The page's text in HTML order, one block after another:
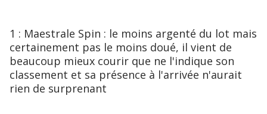
1 : Maestrale Spin : le moins argenté du lot mais
certainement pas le moins doué, il vient de
beaucoup mieux courir que ne l'indique son
classement et sa présence à l'arrivée n'aurait
rien de surprenant